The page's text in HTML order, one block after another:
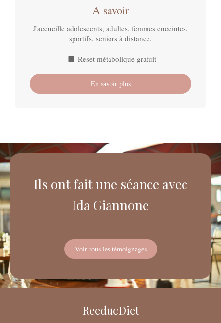
A savoir
J'accueille adolescents, adultes, femmes enceintes,
sportifs, seniors à distance.
Reset métabolique gratuit
En savoir plus
Ils ont fait une séance avec
Ida Giannone
Voir tous les témoignages
ReeducDiet